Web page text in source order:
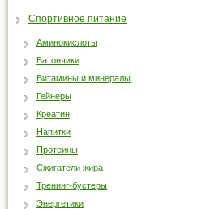
Спортивное питание
Аминокислоты
Батончики
Витамины и минералы
Гейнеры
Креатин
Напитки
Протеины
Сжигатели жира
Тренинг-бустеры
Энергетики